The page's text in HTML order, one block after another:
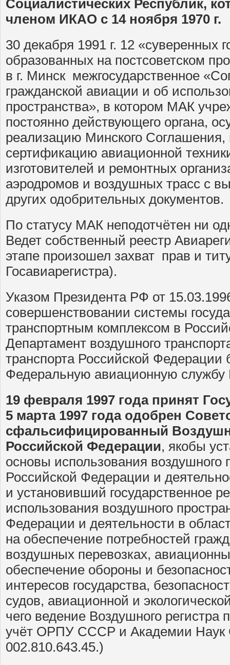
Социалистических Республик,
членом ИКАО с 14 ноября 1970 г.
30 декабря 1991 г. 12 «суверенных
образованных на постсоветском
в г. Минск межгосударственное
гражданской авиации и об
пространства», в котором МАК
постоянно действующего органа,
реализацию Минского Соглашения,
сертификацию авиационной
изготовителей и ремонтных
аэродромов и воздушных трасс с
других одобрительных документов.
По статусу МАК неподотчётен ни
Ведет собственный реестр
этапе произошел захват прав и
Госавиарегистра).
Указом Президента РФ от
совершенствовании системы
транспортным комплексом в
Департамент воздушного
транспорта Российской Федерации
Федеральную авиационную службу
19 февраля 1997 года принят
5 марта 1997 года одобрен
сфальсифицированный
Российской Федерации, якобы
основы использования воздушного
Российской Федерации и
и установивший государственное
использования воздушного
Федерации и деятельности в
на обеспечение потребностей
воздушных перевозках,
обеспечение обороны и
интересов государства,
судов, авиационной и
чего ведение Воздушного
учёт ОРПУ СССР и Академии
002.810.643.45.)